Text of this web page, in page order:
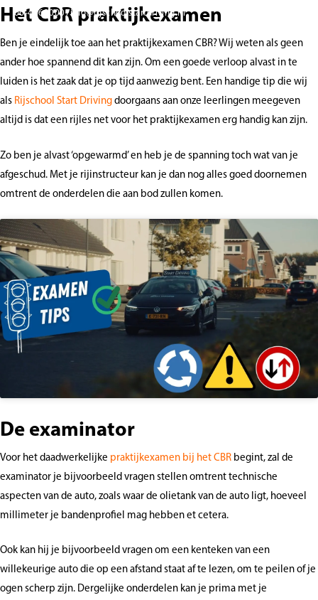
06-48630007info@rijschoolstartdriving.nl
Het CBR praktijkexamen
Ben je eindelijk toe aan het praktijkexamen CBR? Wij weten als geen
ander hoe spannend dit kan zijn. Om een goede verloop alvast in te
luiden is het zaak dat je op tijd aanwezig bent. Een handige tip die wij
als Rijschool Start Drivingdoorgaans aan onze leerlingen meegeven
altijd is dat een rijles net voor het praktijkexamen erg handig kan zijn.
Zo ben je alvast ‘opgewarmd’ en heb je de spanning toch wat van je
afgeschud. Met je rijinstructeur kan je dan nog alles goed doornemen
omtrent de onderdelen die aan bod zullen komen.
De examinator
Voor het daadwerkelijke praktijkexamen bij het CBR begint, zal de
examinator je bijvoorbeeld vragen stellen omtrent technische
aspecten van de auto, zoals waar de olietank van de auto ligt, hoeveel
millimeter je bandenprofiel mag hebben et cetera.
Ook kan hij je bijvoorbeeld vragen om een kenteken van een
willekeurige auto die op een afstand staat af te lezen, om te peilen of je
ogen scherp zijn. Dergelijke onderdelen kan je prima met je